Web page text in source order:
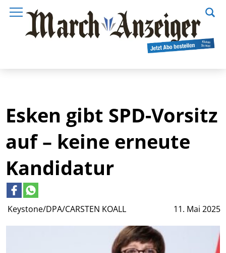
Keystone/DPA/CARSTEN KOALL 11. Mai 2025
Esken gibt SPD-Vorsitz
auf – keine erneute
Kandidatur